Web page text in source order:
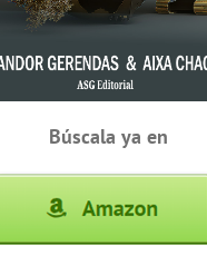
Búscala ya en